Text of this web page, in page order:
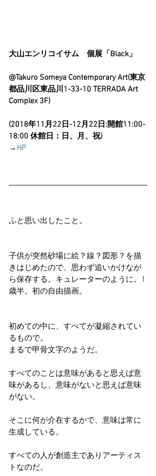
大山エンリコイサム　個展「Black」
@Takuro Someya Contemporary Art(東京
都品川区東品川1-33-10 TERRADA Art
Complex 3F)
(2018年11月22日-12月22日:開館11:00-
18:00 休館日：日、月、祝)
→ HP
ふと思い出したこと。
子供が突然砂場に絵？線？図形？を描
きはじめたので、思わず追いかけなが
ら保存する。キュレーターのように。1
歳半。初の自由描画。
初めての中に、すべてが凝縮されてい
るもので。
まるで甲骨文字のようだ。
すべてのことは意味があると思えば意
味があるし、意味がないと思えば意味
がない。
そこに何が介在するかで、意味は常に
生成している。
すべての人が創造主でありアーティス
トなのだ。